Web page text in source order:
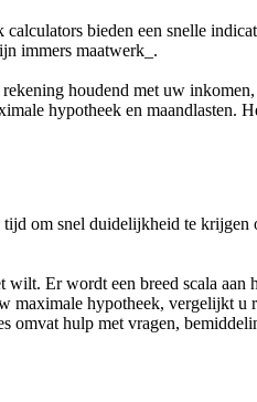
bieden een snelle
immers maatwerk_.
houdend met uw
hypotheek en maandlasten.
om snel duidelijkheid te krijgen
Er wordt een breed scala aan
maximale hypotheek, vergelijkt u
omvat hulp met vragen,